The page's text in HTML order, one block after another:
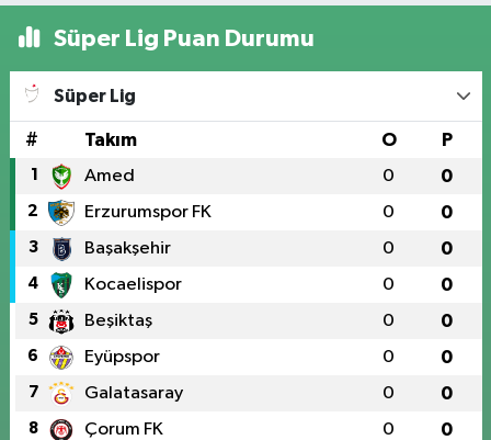
Süper Lig Puan Durumu
Süper Lig
# Takım O P
1 Amed 0 0
2 Erzurumspor FK 0 0
3 Başakşehir 0 0
4 Kocaelispor 0 0
5 Beşiktaş 0 0
6 Eyüpspor 0 0
7 Galatasaray 0 0
8 Çorum FK 0 0